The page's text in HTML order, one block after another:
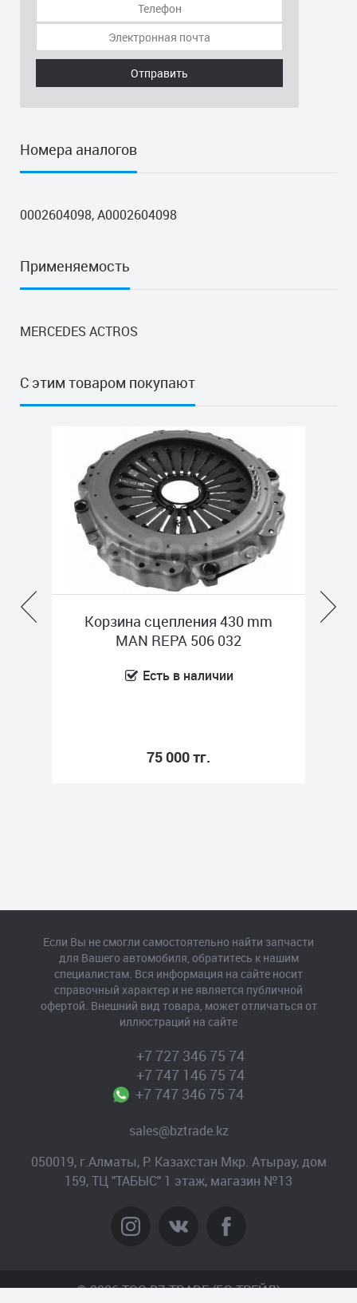
Отправить
Номера аналогов
0002604098, A0002604098
Применяемость
MERCEDES ACTROS
С этим товаром покупают
Корзина сцепления 430 mm
MAN REPA 506 032
Есть в наличии
75 000 тг.
+7 727 346 75 74
+7 747 146 75 74
+7 747 346 75 74
sales@bztrade.kz
050019, г.Алматы, Р. Казахстан Мкр. Атырау, дом
159, ТЦ "ТАБЫС" 1 этаж, магазин №13
Если Вы не смогли самостоятельно найти запчасти
для Вашего автомобиля, обратитесь к нашим
специалистам. Вся информация на сайте носит
справочный характер и не является публичной
офертой. Внешний вид товара, может отличаться от
иллюстраций на сайте
© 2026 TOO BZ-TRADE (БЗ-ТРЕЙД)